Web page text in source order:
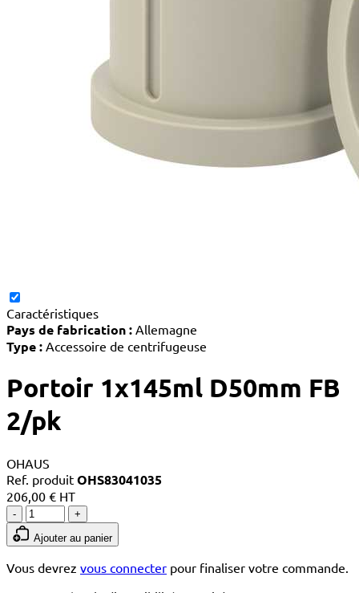
Caractéristiques
Pays de fabrication : Allemagne
Type : Accessoire de centrifugeuse
Portoir 1x145ml D50mm FB
2/pk
OHAUS
Ref. produit OHS83041035
206,00 € HT
-
+
Ajouter au panier
Vous devrez vous connecter pour finaliser votre commande.